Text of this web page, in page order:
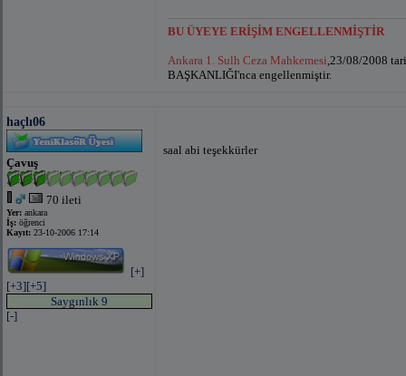
BU ÜYEYE ERİŞİM ENGELLENMİŞTİR
Ankara 1. Sulh Ceza Mahkemesi ,23/08/2008
BAŞKANLIĞI'nca engellenmiştir.
haçlı06
Çavuş
70 ileti
Yer: ankara
İş: öğrenci
Kayıt: 23-10-2006 17:14
[+]
[+3][+5]
Saygınlık 9
[-]
saal abi teşekkürler